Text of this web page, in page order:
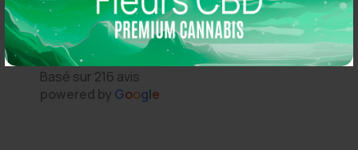
So CBD
5.0
Basé sur 216 avis
powered by Google
Thomas Arper
2 years ago
Magasin au top, bonne variété et vendeur généreux
N'hésitez pas à y aller vous y trouverez de qualité